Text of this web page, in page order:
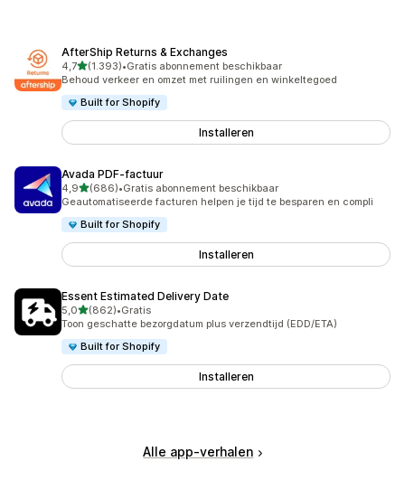
AfterShip Returns & Exchanges
4,7van 5 sterren
(1.393)
1393 recensies in totaal
•Gratis abonnement beschikbaar
Behoud verkeer en omzet met ruilingen en winkeltegoed
Built for Shopify
Installeren
Avada PDF‑factuur
4,9van 5 sterren
(686)
686 recensies in totaal
•Gratis abonnement beschikbaar
Geautomatiseerde facturen helpen je tijd te besparen en compli
Built for Shopify
Installeren
Essent Estimated Delivery Date
5,0van 5 sterren
(862)
862 recensies in totaal
•Gratis
Toon geschatte bezorgdatum plus verzendtijd (EDD/ETA)
Built for Shopify
Installeren
Alle app-verhalen